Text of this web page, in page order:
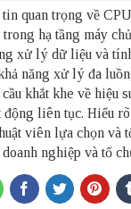
quan trọng về
hạ tầng máy
xử lý dữ liệu và
năng xử lý đa
khắt khe về hiệu
liên tục. Hiểu
viên lựa chọn và
nghiệp và tổ